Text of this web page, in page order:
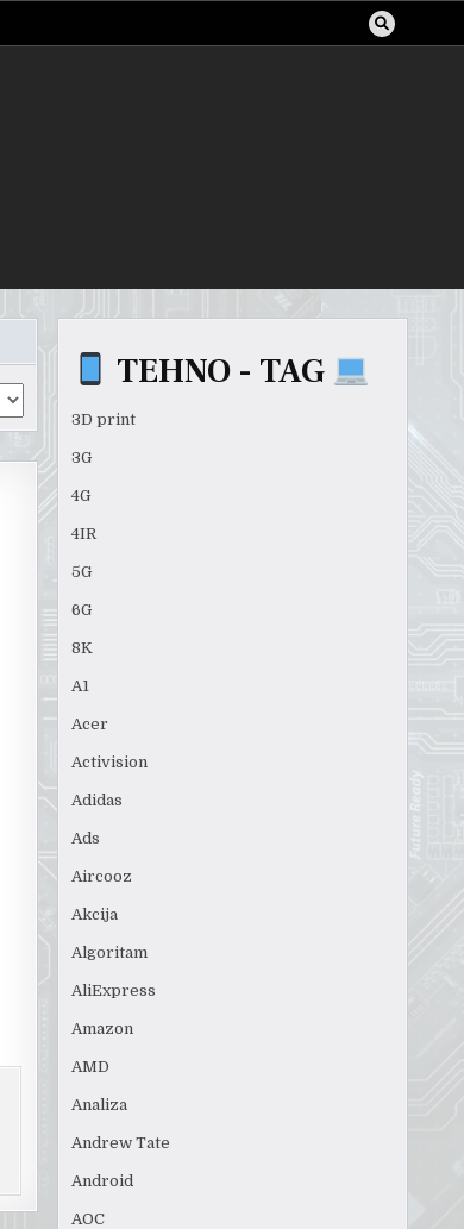
TEHNO - TAG
3D print
3G
4G
4IR
5G
6G
8K
A1
Acer
Activision
Adidas
Ads
Aircooz
Akcija
Algoritam
AliExpress
Amazon
AMD
Analiza
Andrew Tate
Android
AOC